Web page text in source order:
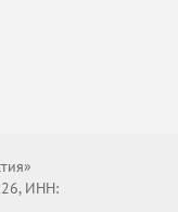
ИНН: